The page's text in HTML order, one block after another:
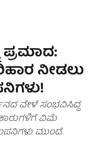
ನೀಡಲು
ವೇಳೆ ಸಂಭವಿಸಿದ್ದ
ಕಾರುಗಳಿಗೆ ವಿಮೆ
ಮುಂದೆ